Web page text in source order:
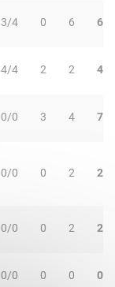
3/4 0 6 6
4/4 2 2 4
0/0 3 4 7
0/0 0 2 2
0/0 0 2 2
0/0 0 0 0